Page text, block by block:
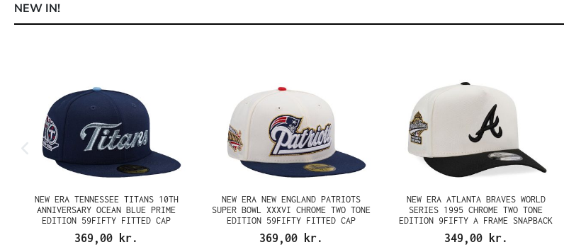
NEW IN!
NEW ERA TENNESSEE TITANS 10TH
ANNIVERSARY OCEAN BLUE PRIME
EDITION 59FIFTY FITTED CAP
369,00 kr.
NEW ERA NEW ENGLAND PATRIOTS
SUPER BOWL XXXVI CHROME TWO TONE
EDITION 59FIFTY FITTED CAP
369,00 kr.
NEW ERA ATLANTA BRAVES WORLD
SERIES 1995 CHROME TWO TONE
EDITION 9FIFTY A FRAME SNAPBACK
CAP
349,00 kr.